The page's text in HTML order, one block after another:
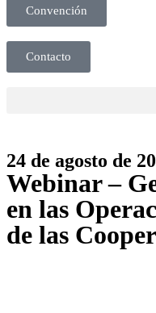
Convención
Contacto
24 de agosto de
Webinar –
en las
de las